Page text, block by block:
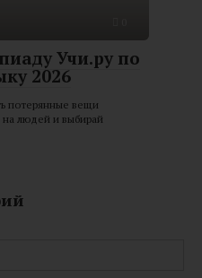
Учи.ру по
2026
потерянные вещи
на людей и выбирай